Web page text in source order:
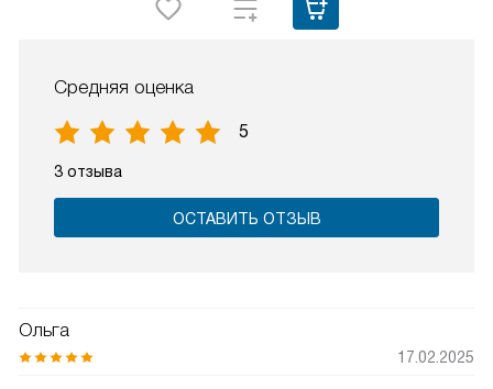
Средняя оценка
5
3 отзыва
ОСТАВИТЬ ОТЗЫВ
Ольга
17.02.2025